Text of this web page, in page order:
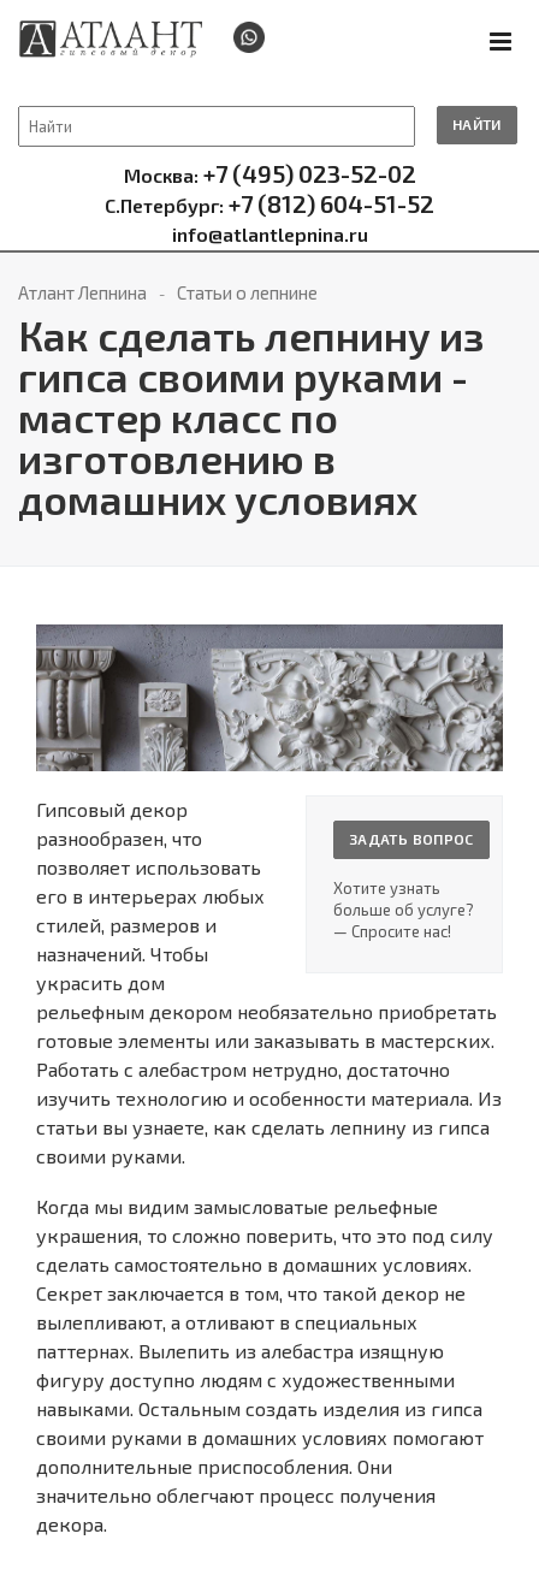
НАЙТИ
Москва: +7 (495) 023-52-02
С.Петербург: +7 (812) 604-51-52
info@atlantlepnina.ru
Атлант Лепнина Статьи о лепнине
Как сделать лепнину из
гипса своими руками -
мастер класс по
изготовлению в
домашних условиях
ЗАДАТЬ ВОПРОС
Хотите узнать
больше об услуге?
— Спросите нас!
Гипсовый декор
разнообразен, что
позволяет использовать
его в интерьерах любых
стилей, размеров и
назначений. Чтобы
украсить дом
рельефным декором необязательно приобретать
готовые элементы или заказывать в мастерских.
Работать с алебастром нетрудно, достаточно
изучить технологию и особенности материала. Из
статьи вы узнаете, как сделать лепнину из гипса
своими руками.
Когда мы видим замысловатые рельефные
украшения, то сложно поверить, что это под силу
сделать самостоятельно в домашних условиях.
Секрет заключается в том, что такой декор не
вылепливают, а отливают в специальных
паттернах. Вылепить из алебастра изящную
фигуру доступно людям с художественными
навыками. Остальным создать изделия из гипса
своими руками в домашних условиях помогают
дополнительные приспособления. Они
значительно облегчают процесс получения
декора.